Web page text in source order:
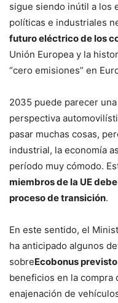
sigue siendo inútil a los
políticas e industriales
futuro eléctrico de los
Unión Europea y la
“cero emisiones” en
2035 puede parecer
perspectiva
pasar muchas cosas,
industrial, la economía
período muy cómodo.
miembros de la UE
proceso de transición.
En este sentido, el
ha anticipado algunos
sobreEcobonus
beneficios en la compra
enajenación de